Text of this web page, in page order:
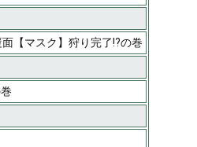
【マスク】狩り完了!?の巻